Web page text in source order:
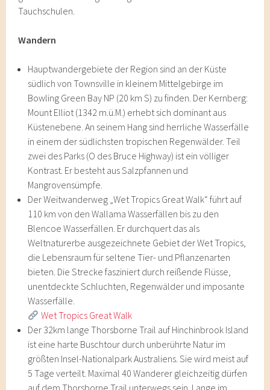
Tauchschulen.
Wandern
Hauptwandergebiete der Region sind an der Küste
südlich von Townsville in kleinem Mittelgebirge im
Bowling Green Bay NP (20 km S) zu finden. Der Kernberg:
Mount Elliot (1342 m.ü.M.) erhebt sich dominant aus
Küstenebene. An seinem Hang sind herrliche Wasserfälle
in einem der südlichsten tropischen Regenwälder. Teil
zwei des Parks (O des Bruce Highway) ist ein völliger
Kontrast. Er besteht aus Salzpfannen und
Mangrovensümpfe.
Der Weitwanderweg „Wet Tropics Great Walk“ führt auf
110 km von den Wallama Wasserfällen bis zu den
Blencoe Wasserfällen. Er durchquert das als
Weltnaturerbe ausgezeichnete Gebiet der Wet Tropics,
die Lebensraum für seltene Tier- und Pflanzenarten
bieten. Die Strecke fasziniert durch reißende Flüsse,
unentdeckte Schluchten, Regenwälder und imposante
Wasserfälle.
Wet Tropics Great Walk
Der 32km lange Thorsborne Trail auf Hinchinbrook Island
ist eine harte Buschtour durch unberührte Natur im
größten Insel-Nationalpark Australiens. Sie wird meist auf
5 Tage verteilt. Maximal 40 Wanderer gleichzeitig dürfen